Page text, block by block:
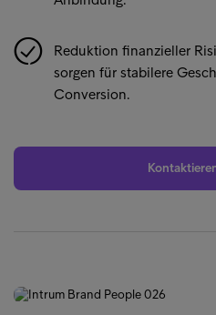
Reduktion finanzieller
sorgen für stabilere
Conversion.